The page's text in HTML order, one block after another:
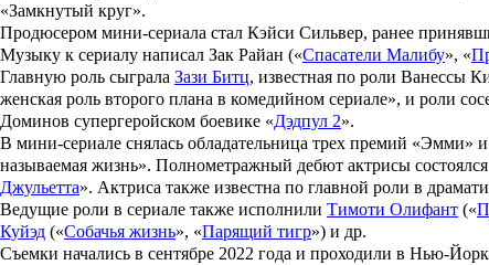
«Замкнутый круг».
Продюсером мини-сериала стал Кэйси Сильвер, ранее
Музыку к сериалу написал Зак Райан («Спасатели Малибу», «
Главную роль сыграла Зази Битц, известная по роли Ванессы
женская роль второго плана в комедийном сериале», и роли
Доминов супергеройском боевике «Дэдпул 2».
В мини-сериале снялась обладательница трех премий «Эмми»
называемая жизнь». Полнометражный дебют актрисы
Джульетта». Актриса также известна по главной роли в
Ведущие роли в сериале также исполнили Тимоти Олифант («
Куйэд («Собачья жизнь», «Парящий тигр») и др.
Съемки начались в сентябре 2022 года и проходили в Нью-